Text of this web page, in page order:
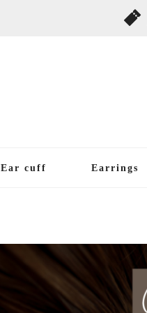
Ear cuff Earrings